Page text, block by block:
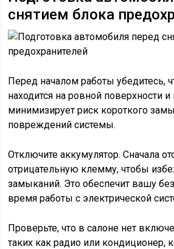
снятием блока
Перед началом работы убедитесь,
находится на ровной поверхности
минимизирует риск короткого
повреждений системы.
Отключите аккумулятор. Сначала
отрицательную клемму, чтобы
замыканий. Это обеспечит вашу
время работы с электрической
Проверьте, что в салоне нет
таких как радио или кондиционер,